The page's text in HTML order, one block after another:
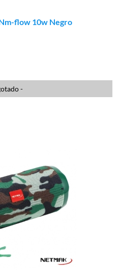
flow 10w Negro
-